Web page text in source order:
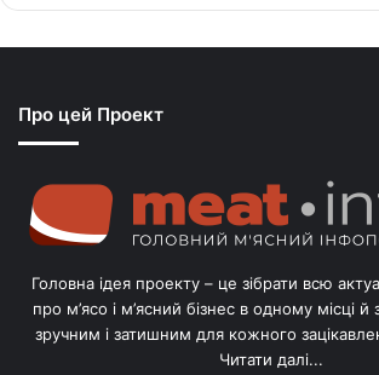
ь
п
о
Про цей Проект
Головна ідея проекту – це зібрати всю
про м’ясо і м’ясний бізнес в одному місці
зручним і затишним для кожного
Читати далі...